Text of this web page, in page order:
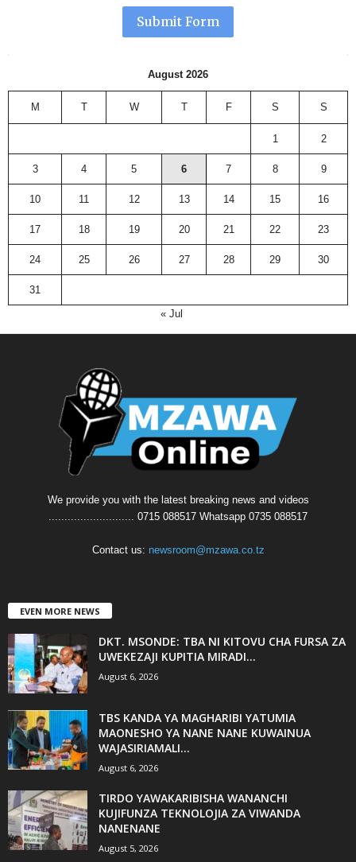
Submit Form
August 2026
M T W T F S S
1 2
3 4 5 6 7 8 9
10 11 12 13 14 15 16
17 18 19 20 21 22 23
24 25 26 27 28 29 30
31
« Jul
We provide you with the latest breaking news and videos
........................... 0715 088517 Whatsapp 0735 088517
Contact us: newsroom@mzawa.co.tz
EVEN MORE NEWS
DKT. MSONDE: TBA NI KITOVU CHA FURSA ZA
UWEKEZAJI KUPITIA MIRADI...
August 6, 2026
TBS KANDA YA MAGHARIBI YATUMIA
MAONESHO YA NANE NANE KUWAINUA
WAJASIRIAMALI...
August 6, 2026
TIRDO YAWAKARIBISHA WANANCHI
KUJIFUNZA TEKNOLOJIA ZA VIWANDA
NANENANE
August 5, 2026